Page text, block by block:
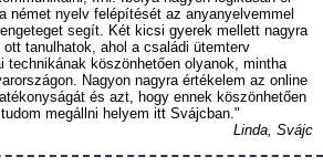
német nyelv felépítését az anyanyelvemmel
segít. Két kicsi gyerek mellett nagyra
tanulhatok, ahol a családi ütemterv
technikának köszönhetően olyanok, mintha
Nagyon nagyra értékelem az online
és azt, hogy ennek köszönhetően
megállni helyem itt Svájcban."
Linda, Svájc